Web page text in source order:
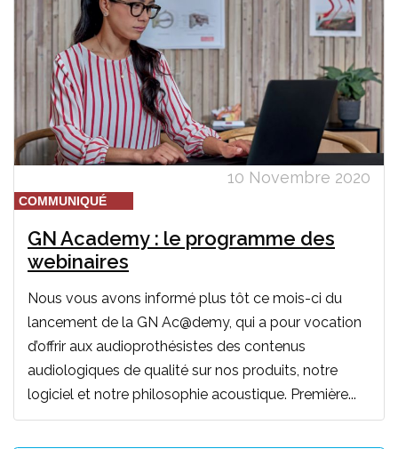
10 Novembre 2020
COMMUNIQUÉ
GN Academy : le programme des
webinaires
Nous vous avons informé plus tôt ce mois-ci du
lancement de la GN Ac@demy, qui a pour vocation
d’offrir aux audioprothésistes des contenus
audiologiques de qualité sur nos produits, notre
logiciel et notre philosophie acoustique. Première...